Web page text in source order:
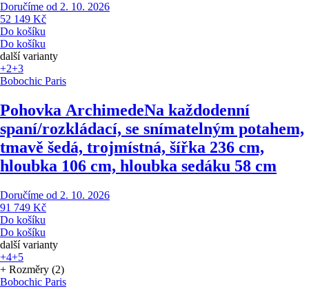
Doručíme od 2. 10. 2026
52 149 Kč
Do košíku
Do košíku
další varianty
+2+3
Bobochic Paris
Pohovka ArchimedeNa každodenní
spaní/rozkládací, se snímatelným potahem,
tmavě šedá, trojmístná, šířka 236 cm,
hloubka 106 cm, hloubka sedáku 58 cm
Doručíme od 2. 10. 2026
91 749 Kč
Do košíku
Do košíku
další varianty
+4+5
+ Rozměry (2)
Bobochic Paris